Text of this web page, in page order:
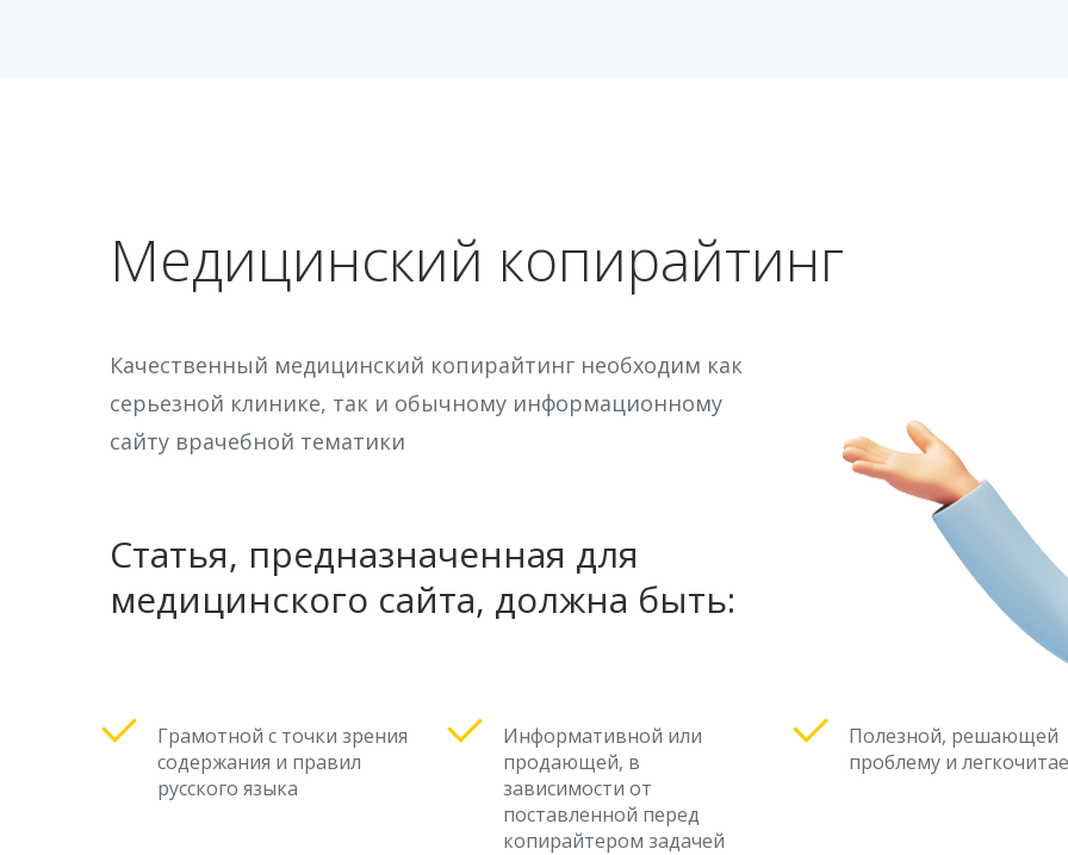
Медицинский копирайтинг
Качественный медицинский копирайтинг необходим как
серьезной клинике, так и обычному информационному
сайту врачебной тематики
Статья, предназначенная для
медицинского сайта, должна быть:
Грамотной с точки зрения
содержания и правил
русского языка
Информативной или
продающей, в
зависимости от
поставленной перед
копирайтером задачей
Полезной, решающей
проблему и